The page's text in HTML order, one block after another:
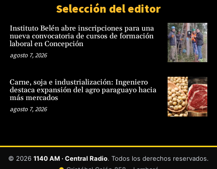
Selección del editor
Instituto Belén abre inscripciones para una
nueva convocatoria de cursos de formación
laboral en Concepción
agosto 7, 2026
Carne, soja e industrialización: Ingeniero
destaca expansión del agro paraguayo hacia
más mercados
agosto 7, 2026
© 2026 1140 AM · Central Radio. Todos los derechos reservados.